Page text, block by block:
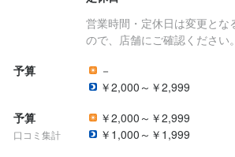
営業時間・定休日は変更とな
ので、店舗にご確認ください。
予算
－
￥2,000～￥2,999
予算
口コミ集計
￥2,000～￥2,999
￥1,000～￥1,999